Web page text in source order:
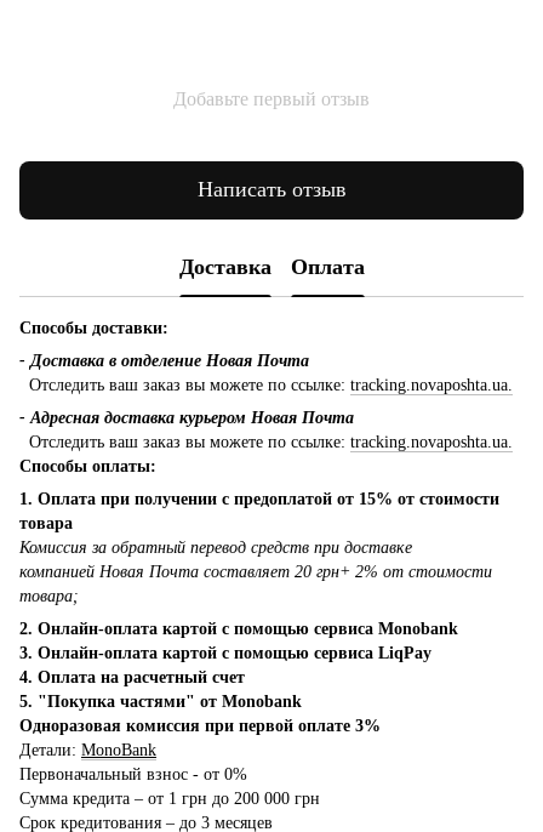
Добавьте первый отзыв
Написать отзыв
Доставка Оплата
Способы доставки:
- Доставка в отделение Новая Почта
Отследить ваш заказ вы можете по ссылке: tracking.novaposhta.ua.
- Адресная доставка курьером Новая Почта
Отследить ваш заказ вы можете по ссылке: tracking.novaposhta.ua.
Способы оплаты:
1. Оплата при получении с предоплатой от 15% от стоимости
товара
Комиссия за обратный перевод средств при доставке
компанией Новая Почта составляет 20 грн+ 2% от стоимости
товара;
2. Онлайн-оплата картой с помощью сервиса Monobank
3. Онлайн-оплата картой с помощью сервиса LiqPay
4. Оплата на расчетный счет
5. "Покупка частями" от Monobank
Одноразовая комиссия при первой оплате 3%
Детали: MonoBank
Первоначальный взнос - от 0%
Сумма кредита – от 1 грн до 200 000 грн
Срок кредитования – до 3 месяцев